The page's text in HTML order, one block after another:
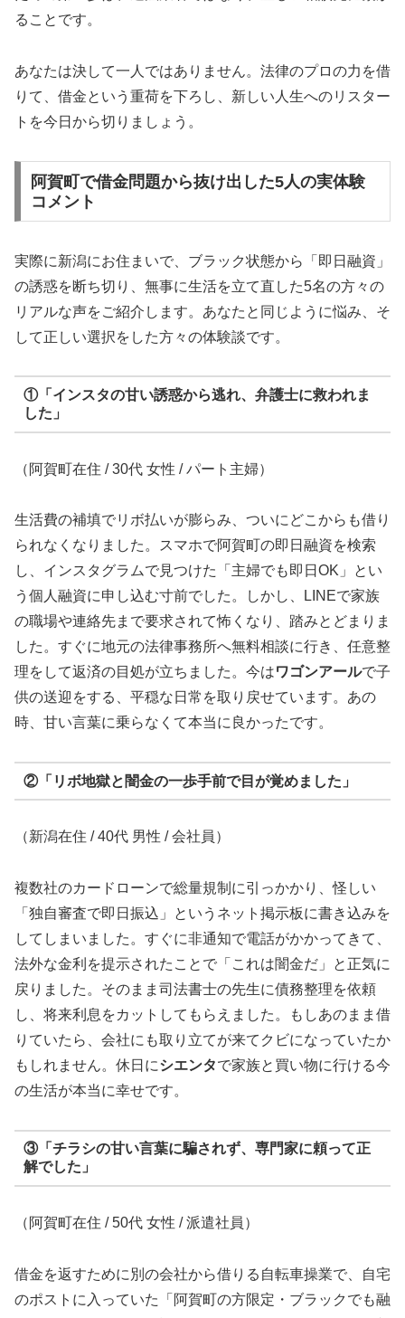
ることです。
あなたは決して一人ではありません。法律のプロの力を借
りて、借金という重荷を下ろし、新しい人生へのリスター
トを今日から切りましょう。
阿賀町で借金問題から抜け出した5人の実体験
コメント
実際に新潟にお住まいで、ブラック状態から「即日融資」
の誘惑を断ち切り、無事に生活を立て直した5名の方々の
リアルな声をご紹介します。あなたと同じように悩み、そ
して正しい選択をした方々の体験談です。
①「インスタの甘い誘惑から逃れ、弁護士に救われま
した」
（阿賀町在住 / 30代 女性 / パート主婦）
生活費の補填でリボ払いが膨らみ、ついにどこからも借り
られなくなりました。スマホで阿賀町の即日融資を検索
し、インスタグラムで見つけた「主婦でも即日OK」とい
う個人融資に申し込む寸前でした。しかし、LINEで家族
の職場や連絡先まで要求されて怖くなり、踏みとどまりま
した。すぐに地元の法律事務所へ無料相談に行き、任意整
理をして返済の目処が立ちました。今はワゴンアールで子
供の送迎をする、平穏な日常を取り戻せています。あの
時、甘い言葉に乗らなくて本当に良かったです。
②「リボ地獄と闇金の一歩手前で目が覚めました」
（新潟在住 / 40代 男性 / 会社員）
複数社のカードローンで総量規制に引っかかり、怪しい
「独自審査で即日振込」というネット掲示板に書き込みを
してしまいました。すぐに非通知で電話がかかってきて、
法外な金利を提示されたことで「これは闇金だ」と正気に
戻りました。そのまま司法書士の先生に債務整理を依頼
し、将来利息をカットしてもらえました。もしあのまま借
りていたら、会社にも取り立てが来てクビになっていたか
もしれません。休日にシエンタで家族と買い物に行ける今
の生活が本当に幸せです。
③「チラシの甘い言葉に騙されず、専門家に頼って正
解でした」
（阿賀町在住 / 50代 女性 / 派遣社員）
借金を返すために別の会社から借りる自転車操業で、自宅
のポストに入っていた「阿賀町の方限定・ブラックでも融